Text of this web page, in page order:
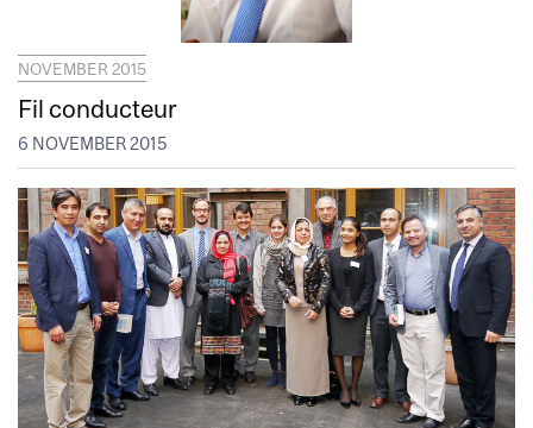
NOVEMBER 2015
Fil conducteur
6 NOVEMBER 2015